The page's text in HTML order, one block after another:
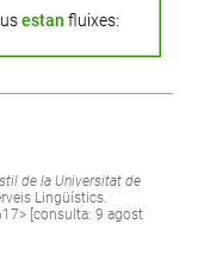
estan fluixes:
de la Universitat de
Lingüístics.
> [consulta: 9 agost